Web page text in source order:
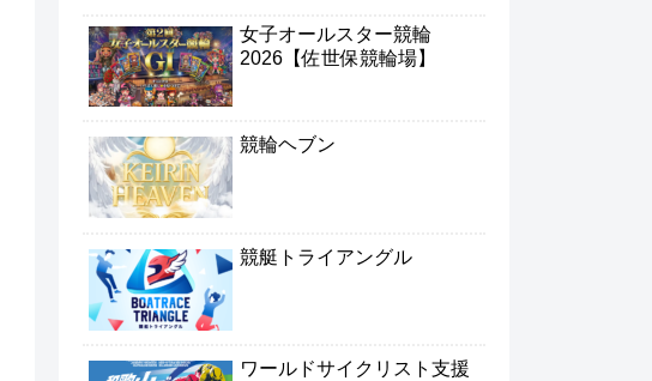
女子オールスター競輪
2026【佐世保競輪場】
競輪ヘブン
競艇トライアングル
ワールドサイクリスト支援